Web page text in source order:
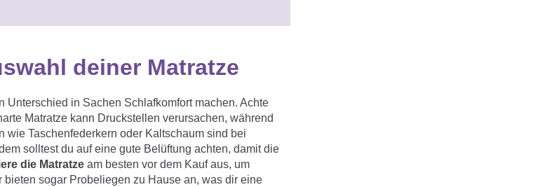
deiner Matratze
in Sachen Schlafkomfort machen. Achte
Matratze kann Druckstellen verursachen, während
Taschenfederkern oder Kaltschaum sind bei
solltest du auf eine gute Belüftung achten, damit die
die Matratze am besten vor dem Kauf aus, um
sogar Probeliegen zu Hause an, was dir eine